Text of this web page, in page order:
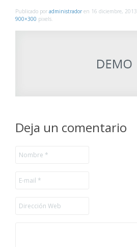
Publicado por administrador en 16 diciembre, 2013
900×300 pixels.
Deja un comentario